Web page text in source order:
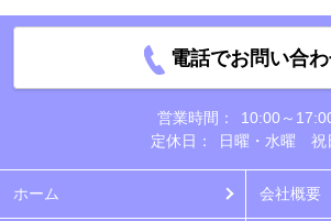
電話でお問い合
営業時間：
10:00～
定休日：
日曜・水曜 祝
ホーム 会社概要